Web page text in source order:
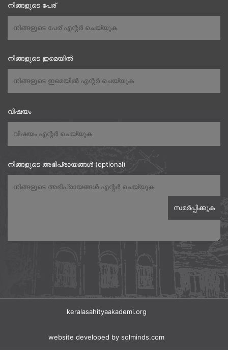
നിങ്ങളുടെ പേര്
നിങ്ങളുടെ ഇമെയിൽ
വിഷയം
നിങ്ങളുടെ അഭിപ്രായങ്ങൾ (optional)
keralasahityaakademi.org
website developed by solminds.com